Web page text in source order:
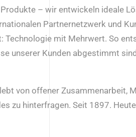
– wir entwickeln ideale
Partnernetzwerk und
Technologie mit Mehrwert. So
unserer Kunden abgestimmt
von offener Zusammenarbeit,
zu hinterfragen. Seit 1897.